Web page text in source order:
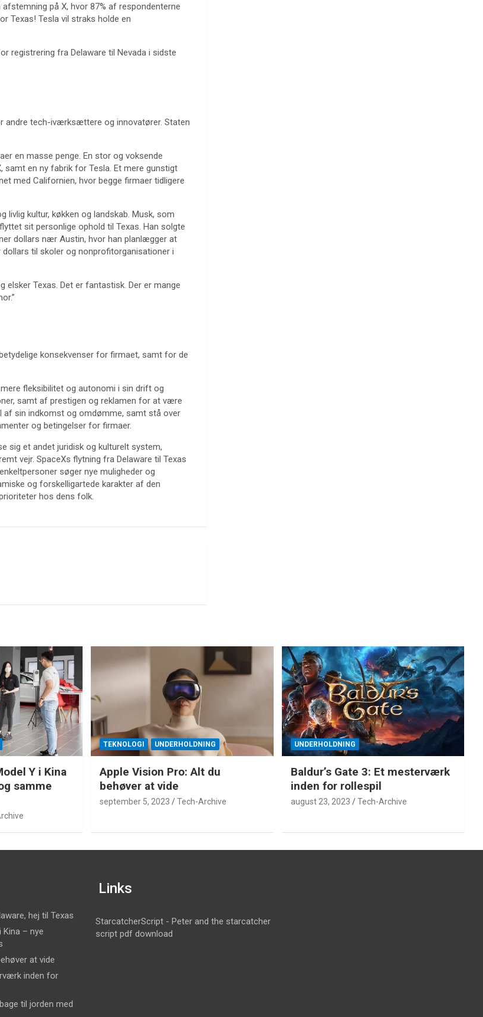
på X, hvor 87% af respondenterne
Texas! Tesla vil straks holde en
registrering fra Delaware til Nevada i sidste
andre tech-iværksættere og innovatører. Staten
en masse penge. En stor og voksende
en ny fabrik for Tesla. Et mere gunstigt
med Californien, hvor begge firmaer tidligere
livlig kultur, køkken og landskab. Musk, som
sit personlige ophold til Texas. Han solgte
dollars nær Austin, hvor han planlægger at
til skoler og nonprofitorganisationer i
Texas. Det er fantastisk. Der er mange
konsekvenser for firmaet, samt for de
fleksibilitet og autonomi i sin drift og
samt af prestigen og reklamen for at være
sin indkomst og omdømme, samt stå over
og betingelser for firmaer.
sig et andet juridisk og kulturelt system,
vejr. SpaceXs flytning fra Delaware til Texas
søger nye muligheder og
og forskelligartede karakter af den
hos dens folk.
Y i Kina
samme
TEKNOLOGI UNDERHOLDNING
Apple Vision Pro: Alt du
behøver at vide
september 5, 2023 Tech-Archive
UNDERHOLDNING
Baldur’s Gate 3: Et mesterværk
inden for rollespil
august 23, 2023 Tech-Archive
hej til Texas
Kina – nye
at vide
inden for
til jorden med
Links
StarcatcherScript - Peter and the starcatcher
script pdf download